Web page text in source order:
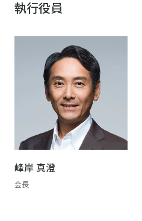
執行役員
峰岸 真澄
会長